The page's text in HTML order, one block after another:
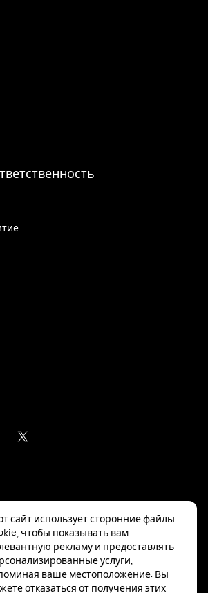
Inc.
сайт использует сторонние файлы
чтобы показывать вам
рекламу и предоставлять
услуги,
ваше местоположение. Вы
отказаться от получения этих